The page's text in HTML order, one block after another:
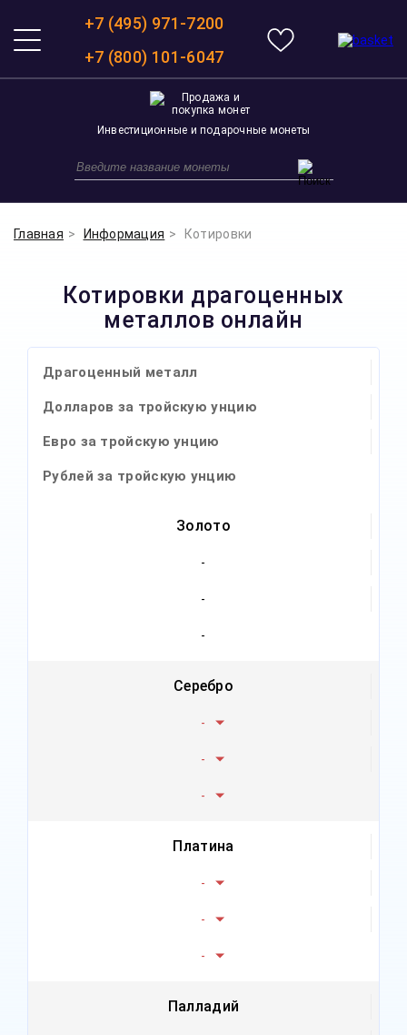
+7 (495) 971-7200
+7 (800) 101-6047
Инвестиционные и подарочные монеты
Главная Информация Котировки
Котировки драгоценных
металлов онлайн
Драгоценный металл
Долларов за тройскую унцию
Евро за тройскую унцию
Рублей за тройскую унцию
Золото
-
-
-
Серебро
-
-
-
Платина
-
-
-
Палладий